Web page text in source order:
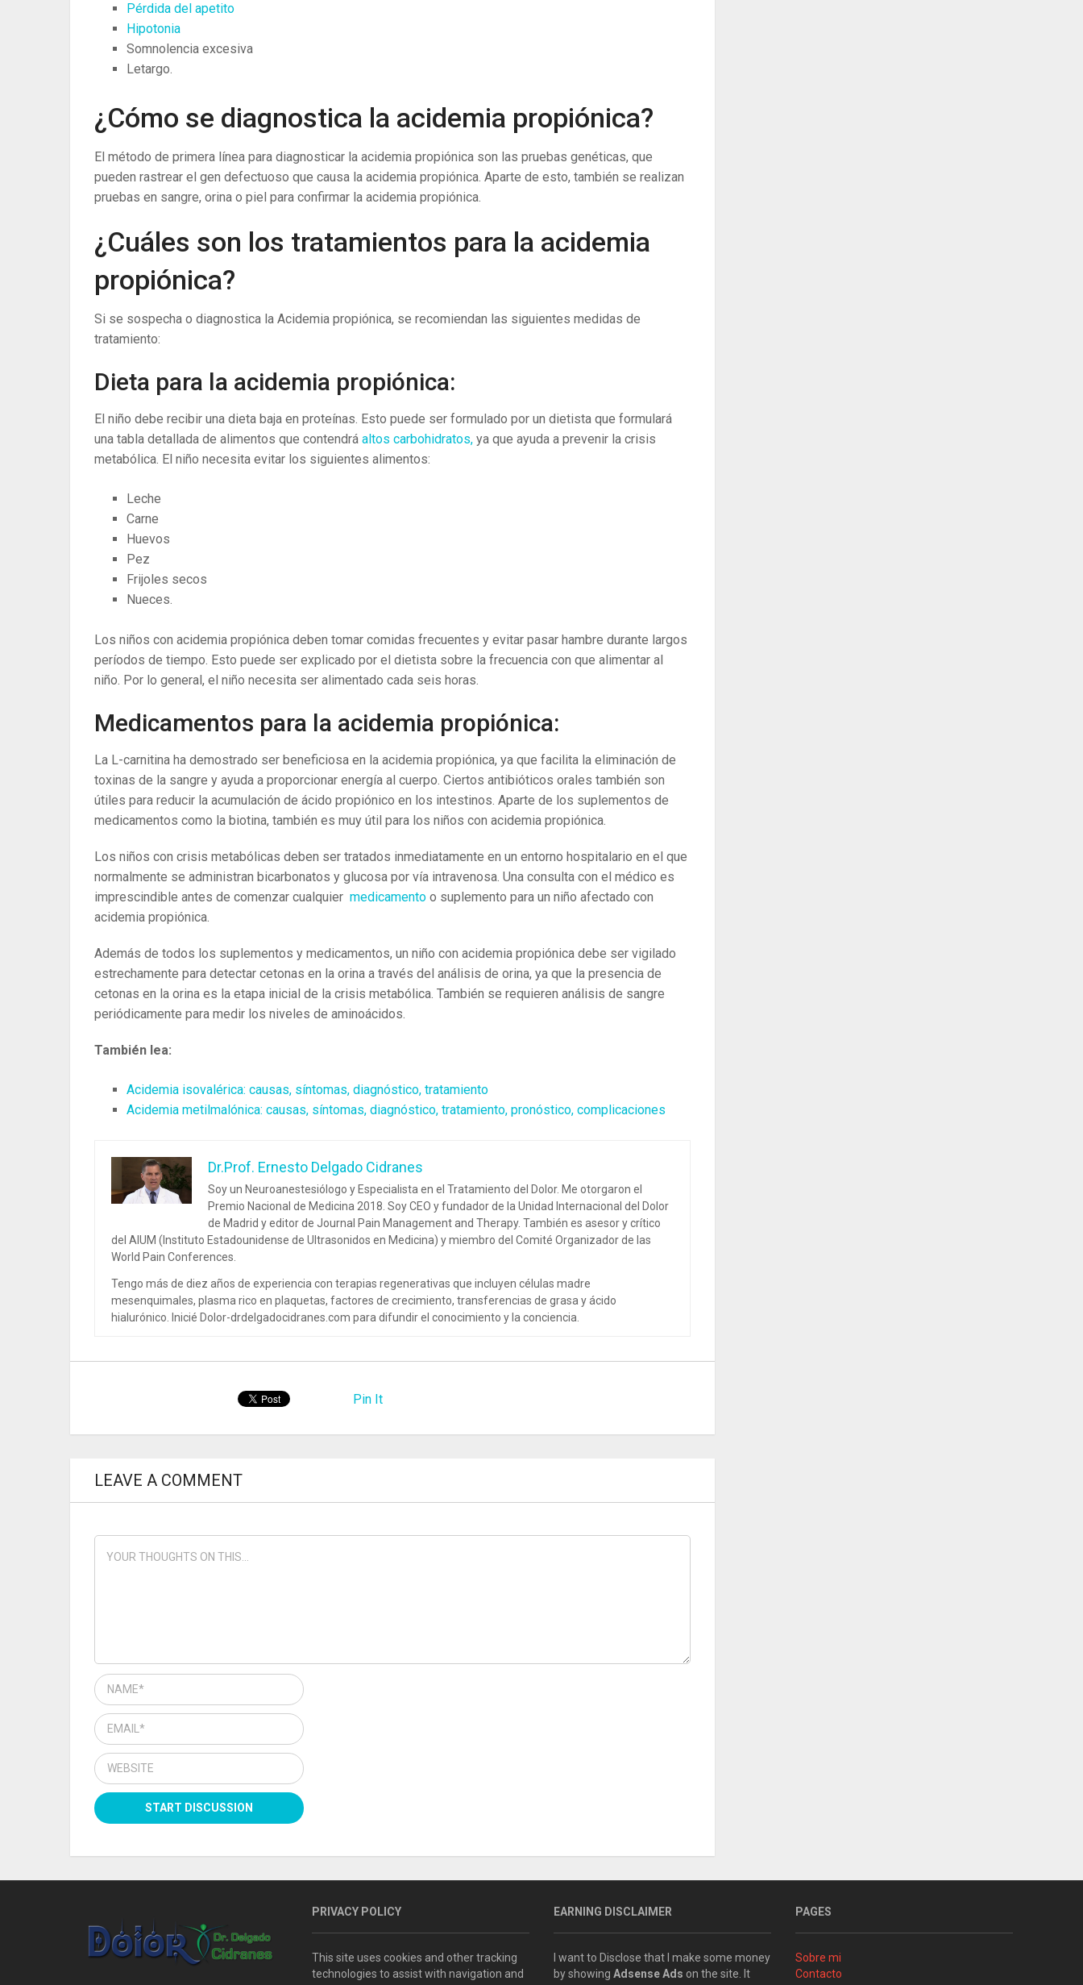
Pérdida del apetito
Hipotonia
Somnolencia excesiva
Letargo.
¿Cómo se diagnostica la acidemia propiónica?
El método de primera línea para diagnosticar la acidemia propiónica son las pruebas genéticas, que
pueden rastrear el gen defectuoso que causa la acidemia propiónica. Aparte de esto, también se realizan
pruebas en sangre, orina o piel para confirmar la acidemia propiónica.
¿Cuáles son los tratamientos para la acidemia
propiónica?
Si se sospecha o diagnostica la Acidemia propiónica, se recomiendan las siguientes medidas de
tratamiento:
Dieta para la acidemia propiónica:
El niño debe recibir una dieta baja en proteínas. Esto puede ser formulado por un dietista que formulará
una tabla detallada de alimentos que contendrá altos carbohidratos, ya que ayuda a prevenir la crisis
metabólica. El niño necesita evitar los siguientes alimentos:
Leche
Carne
Huevos
Pez
Frijoles secos
Nueces.
Los niños con acidemia propiónica deben tomar comidas frecuentes y evitar pasar hambre durante largos
períodos de tiempo. Esto puede ser explicado por el dietista sobre la frecuencia con que alimentar al
niño. Por lo general, el niño necesita ser alimentado cada seis horas.
Medicamentos para la acidemia propiónica:
La L-carnitina ha demostrado ser beneficiosa en la acidemia propiónica, ya que facilita la eliminación de
toxinas de la sangre y ayuda a proporcionar energía al cuerpo. Ciertos antibióticos orales también son
útiles para reducir la acumulación de ácido propiónico en los intestinos. Aparte de los suplementos de
medicamentos como la biotina, también es muy útil para los niños con acidemia propiónica.
Los niños con crisis metabólicas deben ser tratados inmediatamente en un entorno hospitalario en el que
normalmente se administran bicarbonatos y glucosa por vía intravenosa. Una consulta con el médico es
imprescindible antes de comenzar cualquier medicamento o suplemento para un niño afectado con
acidemia propiónica.
Además de todos los suplementos y medicamentos, un niño con acidemia propiónica debe ser vigilado
estrechamente para detectar cetonas en la orina a través del análisis de orina, ya que la presencia de
cetonas en la orina es la etapa inicial de la crisis metabólica. También se requieren análisis de sangre
periódicamente para medir los niveles de aminoácidos.
También lea:
Acidemia isovalérica: causas, síntomas, diagnóstico, tratamiento
Acidemia metilmalónica: causas, síntomas, diagnóstico, tratamiento, pronóstico, complicaciones
Dr.Prof. Ernesto Delgado Cidranes
Soy un Neuroanestesiólogo y Especialista en el Tratamiento del Dolor. Me otorgaron el
Premio Nacional de Medicina 2018. Soy CEO y fundador de la Unidad Internacional del Dolor
de Madrid y editor de Journal Pain Management and Therapy. También es asesor y crítico
del AIUM (Instituto Estadounidense de Ultrasonidos en Medicina) y miembro del Comité Organizador de las
World Pain Conferences.
Tengo más de diez años de experiencia con terapias regenerativas que incluyen células madre
mesenquimales, plasma rico en plaquetas, factores de crecimiento, transferencias de grasa y ácido
hialurónico. Inicié Dolor-drdelgadocidranes.com para difundir el conocimiento y la conciencia.
Pin It
LEAVE A COMMENT
PRIVACY POLICY
This site uses cookies and other tracking
technologies to assist with navigation and
EARNING DISCLAIMER
I want to Disclose that I make some money
by showing Adsense Ads on the site. It
PAGES
Sobre mi
Contacto